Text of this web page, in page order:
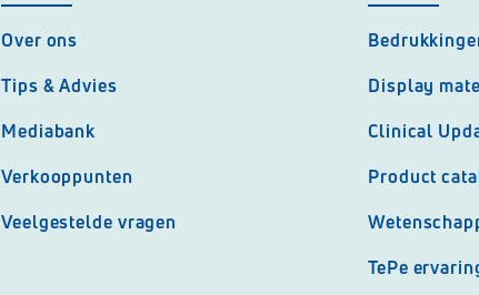
Over ons
Tips & Advies
Mediabank
Verkooppunten
Veelgestelde vragen
Display
Clinical
Product
TePe